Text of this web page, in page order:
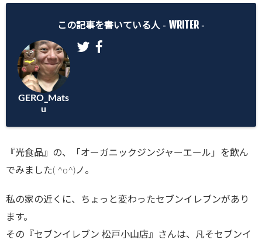
Warning:
array key
"Twitter" in
/home/gero
matsu/gero-
wp-
content/plu
この記事を書いている人 - WRITER -
GERO_Mats
u
『光食品』の、「オーガニックジンジャーエール」を飲ん
でみました( ^o^)ノ。
私の家の近くに、ちょっと変わったセブンイレブンがあり
ます。
その『セブンイレブン 松戸小山店』さんは、凡そセブンイ